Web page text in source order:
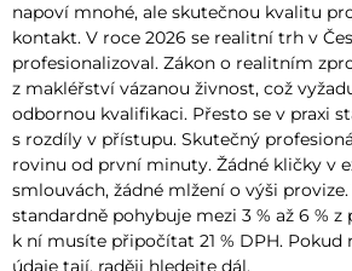
napoví mnohé, ale skutečnou kvalitu
kontakt. V roce 2026 se realitní trh v
profesionalizoval. Zákon o realitním
z makléřství vázanou živnost, což
odbornou kvalifikaci. Přesto se v praxi
s rozdíly v přístupu. Skutečný
rovinu od první minuty. Žádné kličky v
smlouvách, žádné mlžení o výši provize.
standardně pohybuje mezi 3 % až 6 %
k ní musíte připočítat 21 % DPH.
údaje tají, raději hledejte dál.